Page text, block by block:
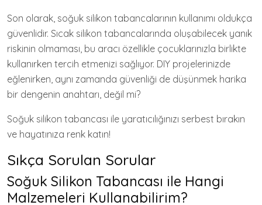
Son olarak, soğuk silikon tabancalarının kullanımı oldukça
güvenlidir. Sıcak silikon tabancalarında oluşabilecek yanık
riskinin olmaması, bu aracı özellikle çocuklarınızla birlikte
kullanırken tercih etmenizi sağlıyor. DIY projelerinizde
eğlenirken, aynı zamanda güvenliği de düşünmek harika
bir dengenin anahtarı, değil mi?
Soğuk silikon tabancası ile yaratıcılığınızı serbest bırakın
ve hayatınıza renk katın!
Sıkça Sorulan Sorular
Soğuk Silikon Tabancası ile Hangi
Malzemeleri Kullanabilirim?